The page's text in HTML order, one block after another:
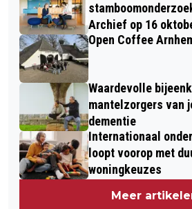
Archief op 16
Open Coffee
Waardevolle
mantelzorgers van
dementie
Internationaal
loopt voorop met
woningkeuzes
Meer